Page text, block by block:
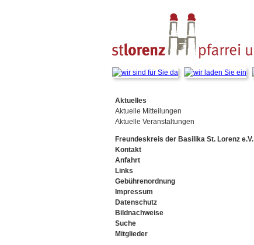
Navigation
überspringen
Aktuelles
Aktuelle Mitteilungen
Aktuelle Veranstaltungen
Freundeskreis der Basilika St. Lorenz e.V.
Kontakt
Anfahrt
Links
Gebührenordnung
Impressum
Datenschutz
Bildnachweise
Suche
Mitglieder